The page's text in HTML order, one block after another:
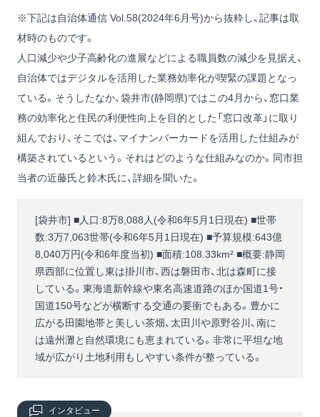
※下記は自治体通信 Vol.58(2024年6月号)から抜粋し、記事は取
材時のものです。
人口減少や少子高齢化の進展などによる職員数の減少を見据え、
自治体ではデジタルを活用した業務効率化が喫緊の課題となっ
ている。そうしたなか、袋井市(静岡県)ではこの4月から、窓口業
務の効率化と住民の利便性向上を目的とした「窓口改革」に取り
組んでおり、そこでは、マイナンバーカードを活用した仕組みが
構築されているという。それはどのような仕組みなのか。同市担
当者の近藤氏と鈴木氏に、詳細を聞いた。
[袋井市] ■人口:8万8,088人(令和6年5月1日現在) ■世帯
数:3万7,063世帯(令和6年5月1日現在) ■予算規模:643億
8,040万円(令和6年度当初) ■面積:108.33km² ■概要:静岡
県西部に位置し東は掛川市、西は磐田市、北は森町に接
している。東海道新幹線や東名高速道路のほか国道1号・
国道150号などが横断する交通の要衝でもある。豊かに
広がる田園地帯と美しい茶畑、太田川や原野谷川、南に
は遠州灘と自然環境にも恵まれている。非常に平坦な地
域が広がり土地利用もしやすい条件が整っている。
インタビュー